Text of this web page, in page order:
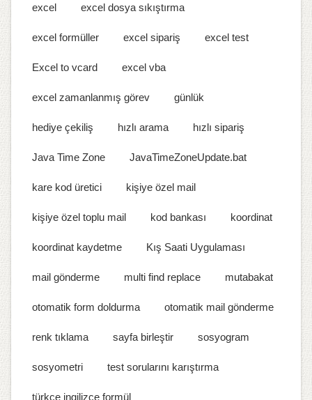
excel excel dosya sıkıştırma
excel formüller excel sipariş excel test
Excel to vcard excel vba
excel zamanlanmış görev günlük
hediye çekiliş hızlı arama hızlı sipariş
Java Time Zone JavaTimeZoneUpdate.bat
kare kod üretici kişiye özel mail
kişiye özel toplu mail kod bankası koordinat
koordinat kaydetme Kış Saati Uygulaması
mail gönderme multi find replace mutabakat
otomatik form doldurma otomatik mail gönderme
renk tıklama sayfa birleştir sosyogram
sosyometri test sorularını karıştırma
türkçe ingilizce formül